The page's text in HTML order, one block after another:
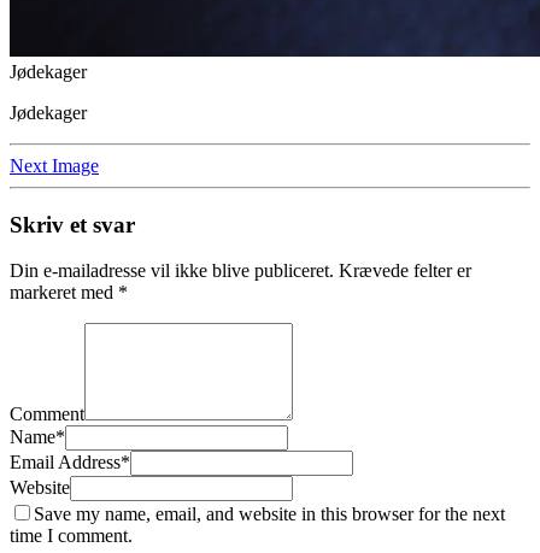
Jødekager
Jødekager
Next Image
Skriv et svar
Din e-mailadresse vil ikke blive publiceret. Krævede felter er
markeret med *
Comment
Name*
Email Address*
Website
Save my name, email, and website in this browser for the next
time I comment.